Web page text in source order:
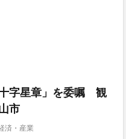
字星章」を委嘱 観
市
済・産業